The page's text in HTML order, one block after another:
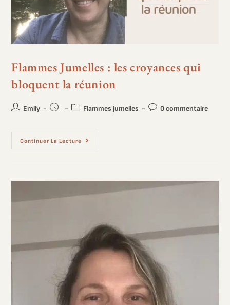
Flammes Jumelles : les croyances qui
bloquent la réunion
Emily Flammes jumelles 0 commentaire
Continuer La Lecture